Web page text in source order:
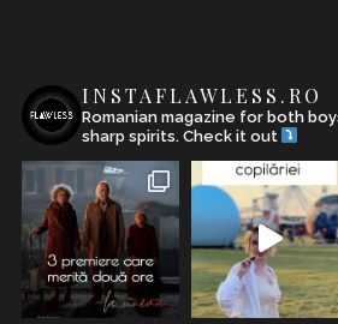
INSTAFLAWLESS.RO
Romanian magazine for both
sharp spirits. Check it out